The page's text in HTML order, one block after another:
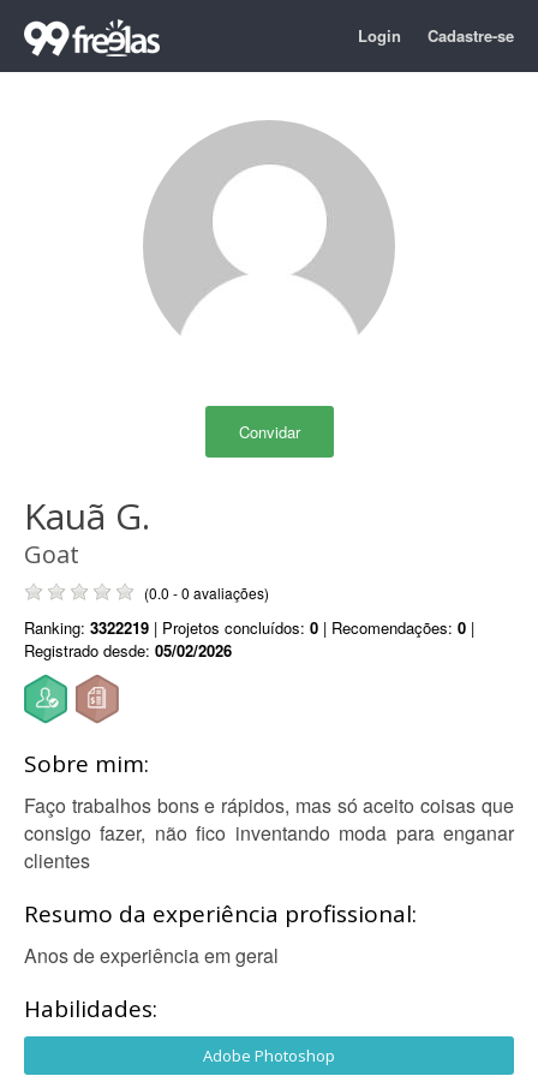
Login Cadastre-se
Convidar
Kauã G.
Goat
(0.0 - 0 avaliações)
Ranking: 3322219 | Projetos concluídos: 0 | Recomendações: 0 |
Registrado desde: 05/02/2026
Sobre mim:
Faço trabalhos bons e rápidos, mas só aceito coisas que
consigo fazer, não fico inventando moda para enganar
clientes
Resumo da experiência profissional:
Anos de experiência em geral
Habilidades:
Adobe Photoshop